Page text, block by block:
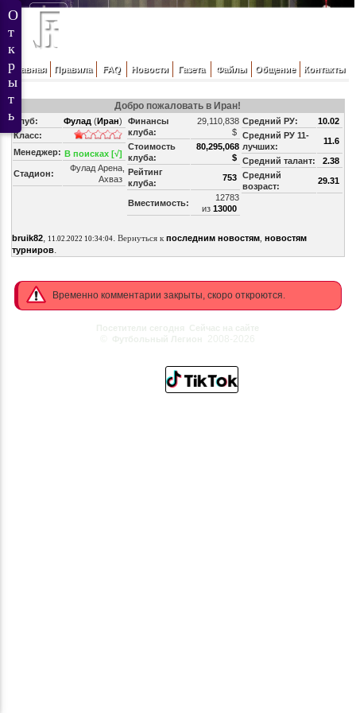
Главная Правила FAQ Новости Газета Файлы Общение Контакты
Добро пожаловать в Иран!
Клуб: Фулад (Иран)
Класс:
Менеджер: В поисках [√]
Стадион:
Фулад Арена,
Ахваз
Финансы
клуба:
29,110,838
$
Стоимость
клуба:
80,295,068
$
Рейтинг
клуба:
753
Вместимость:
12783
из 13000
Средний РУ:
10.02
Средний РУ 11-
лучших:
11.6
Средний талант:
2.38
Средний
возраст:
29.31
bruik82, 11.02.2022 10:34:04. Вернуться к последним новостям, новостям
турниров.
Временно комментарии закрыты, скоро откроются.